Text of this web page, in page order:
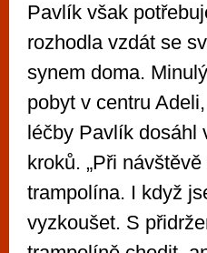
Pavlík však
rozhodla vzdát se
synem doma.
pobyt v centru
léčby Pavlík dosáhl
kroků. „Při
trampolína. I když
vyzkoušet. S